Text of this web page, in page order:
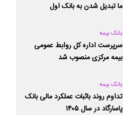
ما تبدیل شدن به بانک اول
بانک بیمه
سرپرست اداره کل روابط عمومی
بیمه مرکزی منصوب شد
بانک بیمه
تداوم روند باثبات عملکرد مالی بانک
پاسارگاد در سال ۱۴۰۵